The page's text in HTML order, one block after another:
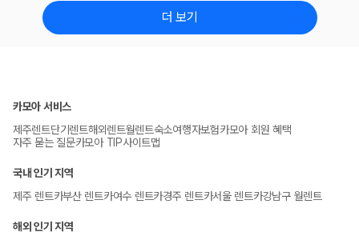
더 보기
카모아 서비스
제주렌트단기렌트해외렌트월렌트숙소여행자보험카모아 회원 혜택
자주 묻는 질문카모아 TIP사이트맵
국내 인기 지역
제주 렌트카부산 렌트카여수 렌트카경주 렌트카서울 렌트카강남구 월렌트
해외 인기 지역